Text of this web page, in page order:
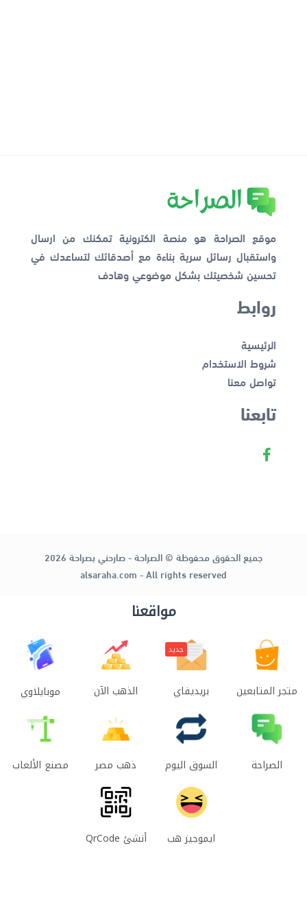
موقع الصراحة هو منصة الكترونية تمكنك من ارسال
واستقبال رسائل سرية بناءة مع أصدقائك لتساعدك في
تحسين شخصيتك بشكل موضوعي وهادف
روابط
الرئيسية
شروط الاستخدام
تواصل معنا
تابعنا
جميع الحقوق محفوظة © الصراحة - صارحني بصراحة 2026
alsaraha.com - All rights reserved